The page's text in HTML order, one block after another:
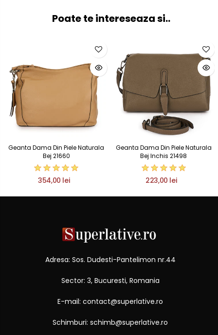
Poate te intereseaza si..
Geanta Dama Din Piele Naturala
Bej 21660
354,00 lei
Geanta Dama Din Piele Naturala
Bej Inchis 21498
223,00 lei
Adresa: Sos. Dudesti-Pantelimon nr.44
Sector: 3, Bucuresti, Romania
E-mail: contact@superlative.ro
Schimburi: schimb@superlative.ro